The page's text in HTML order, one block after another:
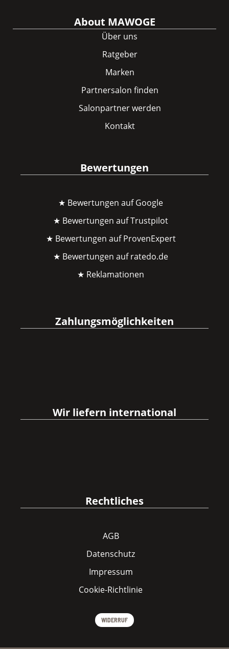
About MAWOGE
Über uns
Ratgeber
Marken
Partnersalon finden
Salonpartner werden
Kontakt
Bewertungen
★ Bewertungen auf Google
★ Bewertungen auf Trustpilot
★ Bewertungen auf ProvenExpert
★ Bewertungen auf ratedo.de
★ Reklamationen
Zahlungsmöglichkeiten
Wir liefern international
Rechtliches
AGB
Datenschutz
Impressum
Cookie-Richtlinie
WIDERRUF